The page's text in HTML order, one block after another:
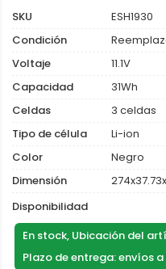
SKU
ESH1930
Condición
Voltaje
11.1V
Capacidad
31Wh
Celdas
3 celdas
Tipo de célula
Li-ion
Color
Negro
Dimensión
Disponibilidad
En stock, Ubicación del
Plazo de entrega: envíos a